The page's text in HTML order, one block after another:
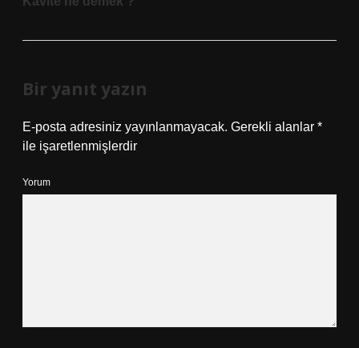
Bir yanıt yazın
E-posta adresiniz yayınlanmayacak. Gerekli alanlar *
ile işaretlenmişlerdir
Yorum